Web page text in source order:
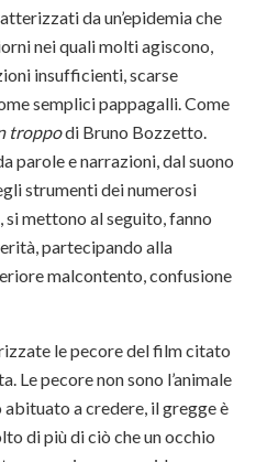
da un’epidemia che
nei quali molti agiscono,
insufficienti, scarse
semplici pappagalli. Come
troppodi Bruno Bozzetto.
parole e narrazioni, dal suono
strumenti dei numerosi
mettono al seguito, fanno
partecipando alla
malcontento, confusione
le pecore del film citato
Le pecore non sono l’animale
a credere, il gregge è
di più di ciò che un occhio